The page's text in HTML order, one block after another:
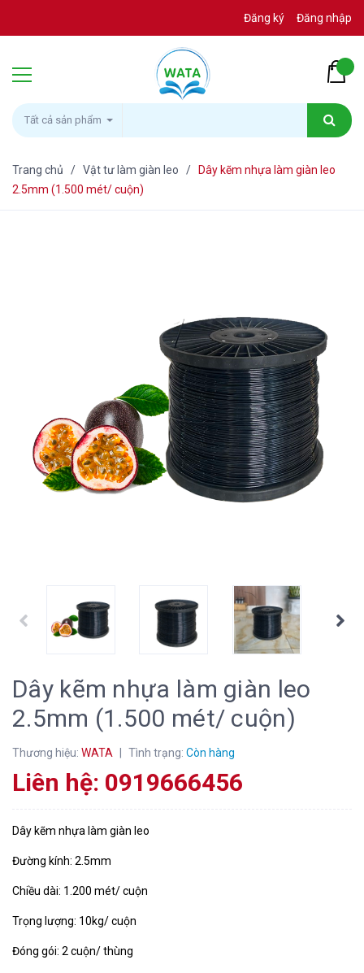
Đăng ký Đăng nhập
Tất cả sản phẩm
Trang chủ / Vật tư làm giàn leo /
Dây kẽm nhựa làm giàn leo
2.5mm (1.500 mét/ cuộn)
Dây kẽm nhựa làm giàn leo
2.5mm (1.500 mét/ cuộn)
Thương hiệu: WATA | Tình trạng: Còn hàng
Liên hệ: 0919666456
Dây kẽm nhựa làm giàn leo
Đường kính: 2.5mm
Chiều dài: 1.200 mét/ cuộn
Trọng lượng: 10kg/ cuộn
Đóng gói: 2 cuộn/ thùng